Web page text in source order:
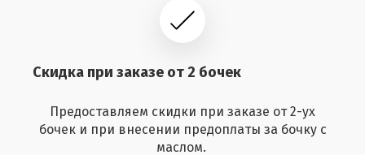
Скидка при заказе от 2 бочек
Предоставляем скидки при заказе от 2-ух
бочек и при внесении предоплаты за бочку с
маслом.